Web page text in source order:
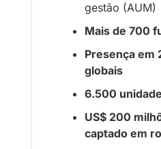
gestão (AUM)
Mais de 700
Presença em
globais
6.500
US$ 200
captado em